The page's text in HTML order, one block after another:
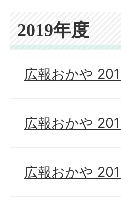
2019年度
広報おかや
広報おかや
広報おかや